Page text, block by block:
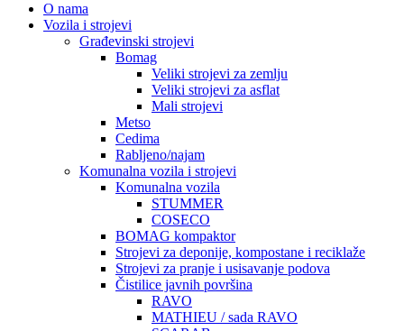
O nama
Vozila i strojevi
Građevinski strojevi
Bomag
Veliki strojevi za zemlju
Veliki strojevi za asflat
Mali strojevi
Metso
Cedima
Rabljeno/najam
Komunalna vozila i strojevi
Komunalna vozila
STUMMER
COSECO
BOMAG kompaktor
Strojevi za deponije, kompostane i reciklaže
Strojevi za pranje i usisavanje podova
Čistilice javnih površina
RAVO
MATHIEU / sada RAVO